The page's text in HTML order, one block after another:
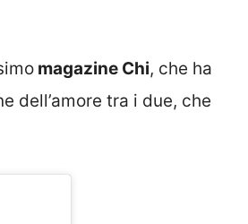
magazine Chi, che ha
dell’amore tra i due, che